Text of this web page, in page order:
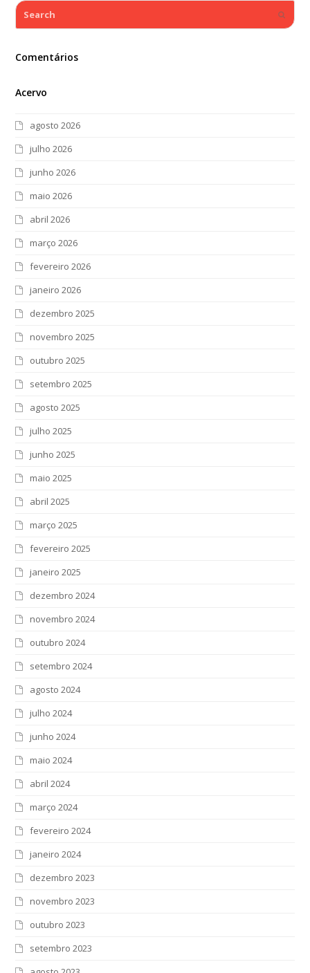
Search
Comentários
Acervo
agosto 2026
julho 2026
junho 2026
maio 2026
abril 2026
março 2026
fevereiro 2026
janeiro 2026
dezembro 2025
novembro 2025
outubro 2025
setembro 2025
agosto 2025
julho 2025
junho 2025
maio 2025
abril 2025
março 2025
fevereiro 2025
janeiro 2025
dezembro 2024
novembro 2024
outubro 2024
setembro 2024
agosto 2024
julho 2024
junho 2024
maio 2024
abril 2024
março 2024
fevereiro 2024
janeiro 2024
dezembro 2023
novembro 2023
outubro 2023
setembro 2023